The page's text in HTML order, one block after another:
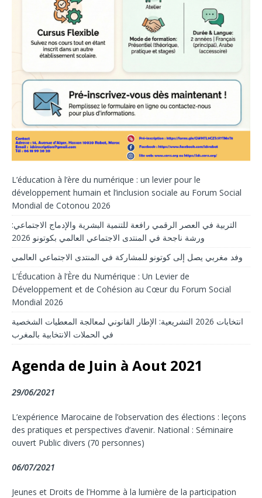
L’éducation à l’ère du numérique : un levier pour le
développement humain et l’inclusion sociale au Forum Social
Mondial de Cotonou 2026
التربية في العصر الرقمي رافعة للتنمية البشرية والإدماج الاجتماعي:
ورشة ناجحة في المنتدى الاجتماعي العالمي بكوتونو 2026
وفد مغربي يصل إلى كوتونو للمشاركة في المنتدى الاجتماعي العالمي
L’Éducation à l’Ère du Numérique : Un Levier de
Développement et de Cohésion au Cœur du Forum Social
Mondial 2026
انتخابات 2026 التشريعية: الإطار القانوني لمعالجة المعطيات الشخصية
في الحملات الانتخابية بالمغرب
Agenda de Juin à Aout 2021
29/06/2021
L’expérience Marocaine de l’observation des élections : leçons
des pratiques et perspectives d’avenir. National : Séminaire
ouvert Public divers (70 personnes)
06/07/2021
Jeunes et Droits de l’Homme à la lumière de la participation